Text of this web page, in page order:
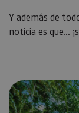
Y además de
noticia es que...